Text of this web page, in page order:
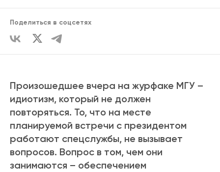
Поделиться в соцсетях
Произошедшее вчера на журфаке МГУ –
идиотизм, который не должен
повторяться. То, что на месте
планируемой встречи с президентом
работают спецслужбы, не вызывает
вопросов. Вопрос в том, чем они
занимаются – обеспечением